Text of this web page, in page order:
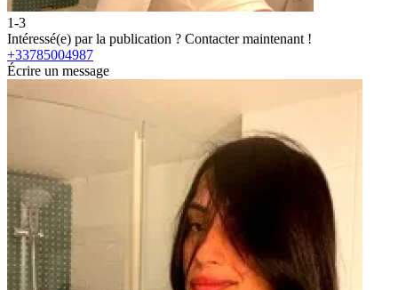
1-3
Intéressé(e) par la publication ? Contacter maintenant !
+33785004987
Écrire un message